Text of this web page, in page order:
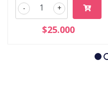
+
-
$25.000